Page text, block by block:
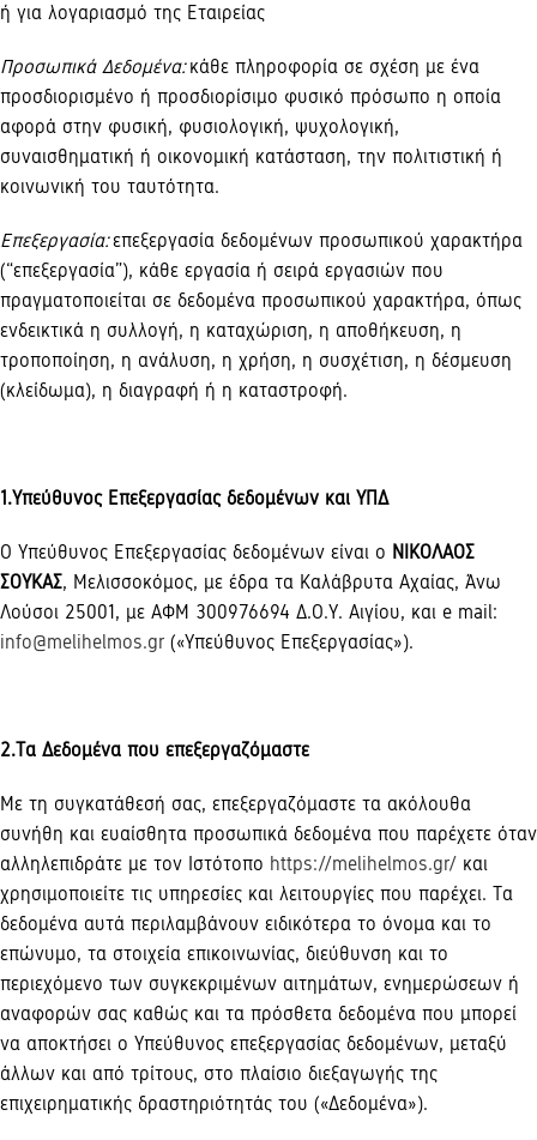
ή για λογαριασμό της Εταιρείας
Προσωπικά Δεδομένα:κάθε πληροφορία σε σχέση με ένα
προσδιορισμένο ή προσδιορίσιμο φυσικό πρόσωπο η οποία
αφορά στην φυσική, φυσιολογική, ψυχολογική,
συναισθηματική ή οικονομική κατάσταση, την πολιτιστική ή
κοινωνική του ταυτότητα.
Επεξεργασία:επεξεργασία δεδομένων προσωπικού χαρακτήρα
(“επεξεργασία”), κάθε εργασία ή σειρά εργασιών που
πραγματοποιείται σε δεδομένα προσωπικού χαρακτήρα, όπως
ενδεικτικά η συλλογή, η καταχώριση, η αποθήκευση, η
τροποποίηση, η ανάλυση, η χρήση, η συσχέτιση, η δέσμευση
(κλείδωμα), η διαγραφή ή η καταστροφή.
1.Υπεύθυνος Επεξεργασίας δεδομένων και ΥΠΔ
Ο Υπεύθυνος Επεξεργασίας δεδομένων είναι ο ΝΙΚΟΛΑΟΣ
ΣΟΥΚΑΣ, Μελισσοκόμος, με έδρα τα Καλάβρυτα Αχαίας, Άνω
Λούσοι 25001, με ΑΦΜ 300976694 Δ.Ο.Υ. Αιγίου, και e mail:
info@melihelmos.gr («Υπεύθυνος Επεξεργασίας»).
2.Τα Δεδομένα που επεξεργαζόμαστε
Με τη συγκατάθεσή σας, επεξεργαζόμαστε τα ακόλουθα
συνήθη και ευαίσθητα προσωπικά δεδομένα που παρέχετε όταν
αλληλεπιδράτε με τον Ιστότοπο https://melihelmos.gr/ και
χρησιμοποιείτε τις υπηρεσίες και λειτουργίες που παρέχει. Τα
δεδομένα αυτά περιλαμβάνουν ειδικότερα το όνομα και το
επώνυμο, τα στοιχεία επικοινωνίας, διεύθυνση και το
περιεχόμενο των συγκεκριμένων αιτημάτων, ενημερώσεων ή
αναφορών σας καθώς και τα πρόσθετα δεδομένα που μπορεί
να αποκτήσει ο Υπεύθυνος επεξεργασίας δεδομένων, μεταξύ
άλλων και από τρίτους, στο πλαίσιο διεξαγωγής της
επιχειρηματικής δραστηριότητάς του («Δεδομένα»).